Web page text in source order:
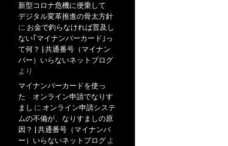
新型コロナ危機に便乗して
デジタル変革推進の骨太方針
に お金で釣らなければ普及し
ない｢マイナンバーカード｣っ
て何？ | 共通番号（マイナン
バー）いらないネットブログ
より
マイナンバーカードを使っ
た オンライン申請でなりす
まし に オンライン申請システ
ムの不備が、なりすましの原
因？ | 共通番号（マイナンバ
ー）いらないネットブログ よ